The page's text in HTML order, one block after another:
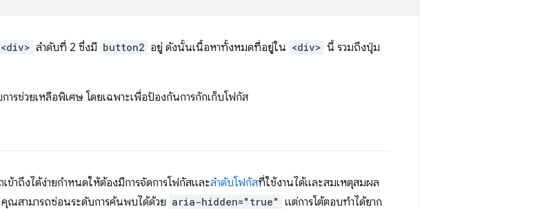
<div> ลำดับที่ 2 ซึ่งมี button2 อยู่ ดังนั้นเนื้อหาทั้งหมดที่อยู่ใน <div> นี้ รวมถึงปุ่ม
ารช่วยเหลือพิเศษ โดยเฉพาะเพื่อป้องกันการกักเก็บโฟกัส
าถึงได้ง่ายกำหนดให้ต้องมีการจัดการโฟกัสและลําดับโฟกัสที่ใช้งานได้และสมเหตุสมผล
ณสามารถซ่อนระดับการค้นพบได้ด้วย aria-hidden="true" แต่การโต้ตอบทำได้ยาก